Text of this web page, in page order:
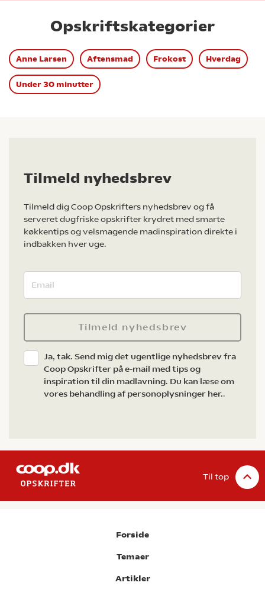
Opskriftskategorier
Anne Larsen Aftensmad Frokost Hverdag
Under 30 minutter
Tilmeld nyhedsbrev
Tilmeld dig Coop Opskrifters nyhedsbrev og få
serveret dugfriske opskrifter krydret med smarte
køkkentips og velsmagende madinspiration direkte i
indbakken hver uge.
Tilmeld nyhedsbrev
Ja, tak. Send mig det ugentlige nyhedsbrev fra
Coop Opskrifter på e-mail med tips og
inspiration til din madlavning. Du kan læse om
vores behandling af personoplysninger her..
Til top
Forside
Temaer
Artikler